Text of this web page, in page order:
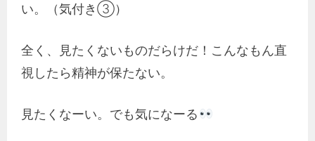
い。（気付き③）
全く、見たくないものだらけだ！こんなもん直
視したら精神が保たない。
見たくなーい。でも気になーる